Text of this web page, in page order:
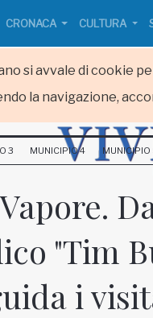
si avvale di cookie
la navigazione,
CRONACA CULTURA
3 MUNICIPIO 4 MUNICIPIO
"Tim
i